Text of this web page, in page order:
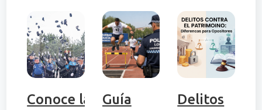
Conoce la
Guía
Delitos